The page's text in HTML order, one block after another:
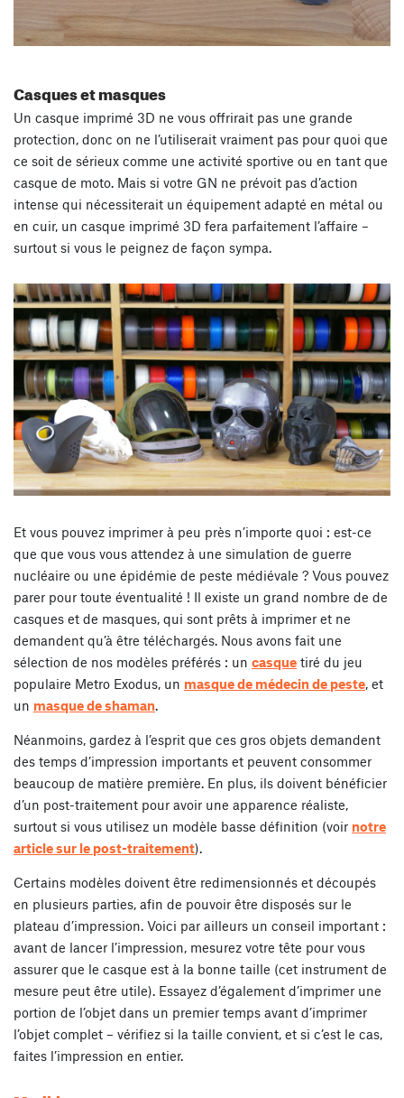
Casques et masques
Un casque imprimé 3D ne vous offrirait pas une grande
protection, donc on ne l’utiliserait vraiment pas pour quoi que
ce soit de sérieux comme une activité sportive ou en tant que
casque de moto. Mais si votre GN ne prévoit pas d’action
intense qui nécessiterait un équipement adapté en métal ou
en cuir, un casque imprimé 3D fera parfaitement l’affaire –
surtout si vous le peignez de façon sympa.
Et vous pouvez imprimer à peu près n’importe quoi : est-ce
que que vous vous attendez à une simulation de guerre
nucléaire ou une épidémie de peste médiévale ? Vous pouvez
parer pour toute éventualité ! Il existe un grand nombre de de
casques et de masques, qui sont prêts à imprimer et ne
demandent qu’à être téléchargés. Nous avons fait une
sélection de nos modèles préférés : un casque tiré du jeu
populaire Metro Exodus, un masque de médecin de peste, et
un masque de shaman.
Néanmoins, gardez à l’esprit que ces gros objets demandent
des temps d’impression importants et peuvent consommer
beaucoup de matière première. En plus, ils doivent bénéficier
d’un post-traitement pour avoir une apparence réaliste,
surtout si vous utilisez un modèle basse définition (voir notre
article sur le post-traitement).
Certains modèles doivent être redimensionnés et découpés
en plusieurs parties, afin de pouvoir être disposés sur le
plateau d’impression. Voici par ailleurs un conseil important :
avant de lancer l’impression, mesurez votre tête pour vous
assurer que le casque est à la bonne taille (cet instrument de
mesure peut être utile). Essayez d’également d’imprimer une
portion de l’objet dans un premier temps avant d’imprimer
l’objet complet – vérifiez si la taille convient, et si c’est le cas,
faites l’impression en entier.